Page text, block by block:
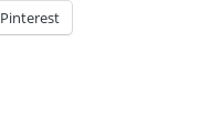
Pinterest